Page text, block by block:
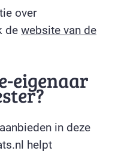
over
de website van de
eigenaar
in deze
helpt